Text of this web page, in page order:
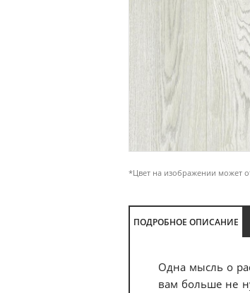
*Цвет на изображении может
ПОДРОБНОЕ ОПИСАНИЕ
Одна мысль о
вам больше не